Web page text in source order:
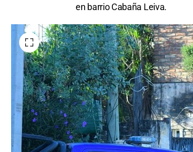
en barrio Cabaña Leiva.